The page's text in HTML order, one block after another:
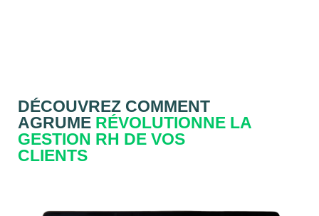
DÉCOUVREZ COMMENT
AGRUME RÉVOLUTIONNE LA
GESTION RH DE VOS
CLIENTS